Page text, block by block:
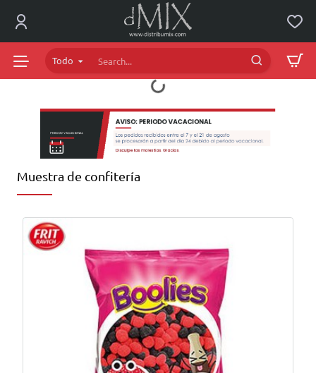
dMIX
Online
Todo
Search...
Muestra de confitería